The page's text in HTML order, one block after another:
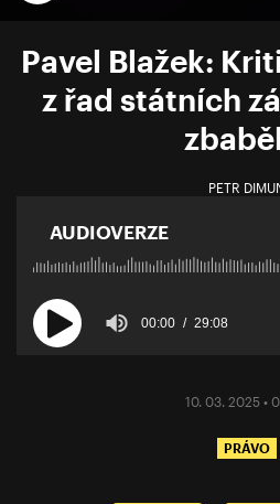
Pavel Blažek:
z řad státních
PETR
AUDIOVERZE
00:00 29:08
10. 03. 2025 •
PRÁVO